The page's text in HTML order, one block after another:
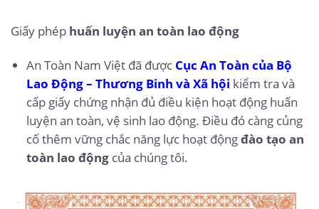
Giấy phép huấn luyện an toàn lao động
An Toàn Nam Việt đã được Cục An Toàn của Bộ
Lao Động – Thương Binh và Xã hội kiểm tra và
cấp giấy chứng nhận đủ điều kiện hoạt động huấn
luyện an toàn, vệ sinh lao động. Điều đó càng củng
cố thêm vững chắc năng lực hoạt độngđào tạo an
toàn lao độngcủa chúng tôi.